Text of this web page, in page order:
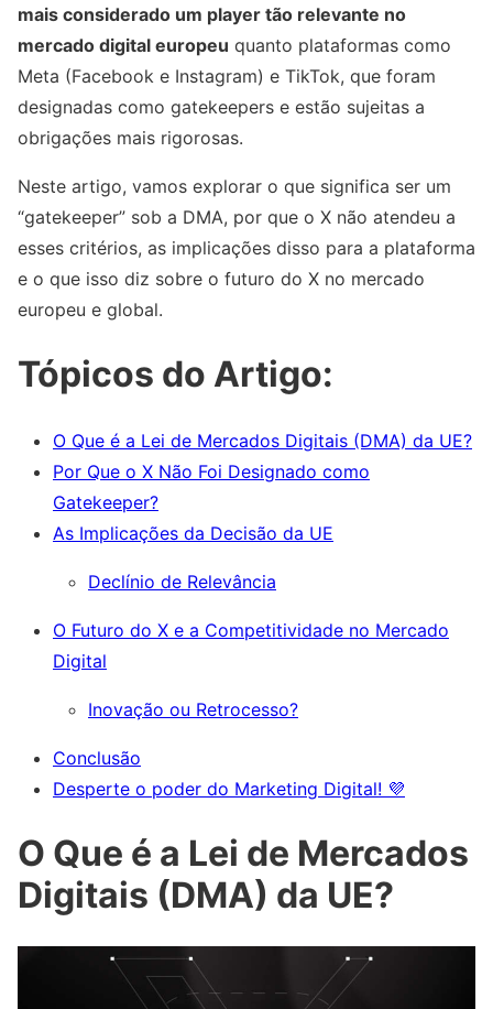
mais considerado um player tão relevante no
mercado digital europeu quanto plataformas como
Meta (Facebook e Instagram) e TikTok, que foram
designadas como gatekeepers e estão sujeitas a
obrigações mais rigorosas.
Neste artigo, vamos explorar o que significa ser um
“gatekeeper” sob a DMA, por que o X não atendeu a
esses critérios, as implicações disso para a plataforma
e o que isso diz sobre o futuro do X no mercado
europeu e global.
Tópicos do Artigo:
O Que é a Lei de Mercados Digitais (DMA) da UE?
Por Que o X Não Foi Designado como
Gatekeeper?
As Implicações da Decisão da UE
Declínio de Relevância
O Futuro do X e a Competitividade no Mercado
Digital
Inovação ou Retrocesso?
Conclusão
Desperte o poder do Marketing Digital! 💜
O Que é a Lei de Mercados
Digitais (DMA) da UE?